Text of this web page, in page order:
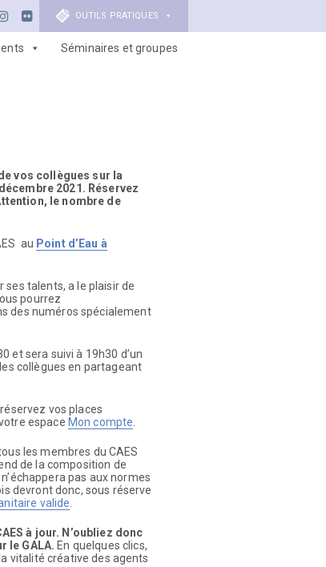
OUTILS PRATIQUES
Séminaires et groupes
vos collègues sur la
2021. Réservez
le nombre de
au Point d’Eau à
ses talents, a le plaisir de
pourrez
des numéros spécialement
et sera suivi à 19h30 d’un
collègues en partageant
vos places
espace Mon compte
les membres du CAES
de la composition de
pas aux normes
devront donc, sous réserve
valide
à jour. N’oubliez donc
le GALA. En quelques clics,
vitalité créative des agents